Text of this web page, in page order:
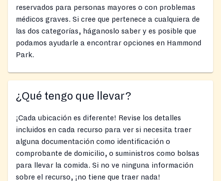
reservados para personas mayores o con problemas
médicos graves. Si cree que pertenece a cualquiera de
las dos categorías, háganoslo saber y es posible que
podamos ayudarle a encontrar opciones en Hammond
Park.
¿Qué tengo que llevar?
¡Cada ubicación es diferente! Revise los detalles
incluidos en cada recurso para ver si necesita traer
alguna documentación como identificación o
comprobante de domicilio, o suministros como bolsas
para llevar la comida. Si no ve ninguna información
sobre el recurso, ¡no tiene que traer nada!